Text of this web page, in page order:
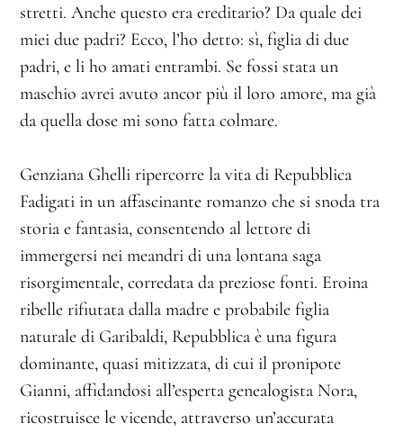
stretti. Anche questo era ereditario? Da quale dei
miei due padri? Ecco, l’ho detto: sì, figlia di due
padri, e li ho amati entrambi. Se fossi stata un
maschio avrei avuto ancor più il loro amore, ma già
da quella dose mi sono fatta colmare.
Genziana Ghelli ripercorre la vita di Repubblica
Fadigati in un affascinante romanzo che si snoda tra
storia e fantasia, consentendo al lettore di
immergersi nei meandri di una lontana saga
risorgimentale, corredata da preziose fonti. Eroina
ribelle rifiutata dalla madre e probabile figlia
naturale di Garibaldi, Repubblica è una figura
dominante, quasi mitizzata, di cui il pronipote
Gianni, affidandosi all’esperta genealogista Nora,
ricostruisce le vicende, attraverso un’accurata